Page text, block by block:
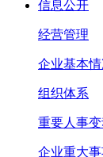
信息公开
经营管理
企业基本
组织体系
重要人事变
企业重大事